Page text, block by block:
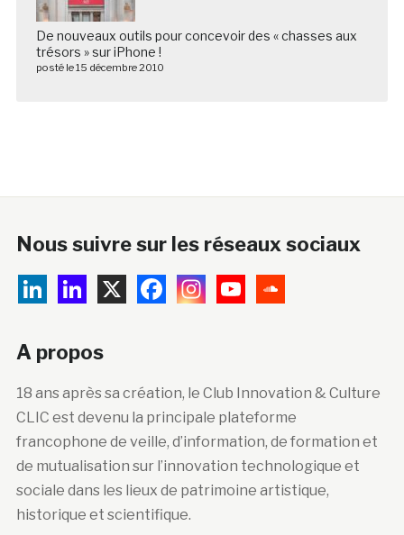
De nouveaux outils pour concevoir des « chasses aux
trésors » sur iPhone !
posté le 15 décembre 2010
Nous suivre sur les réseaux sociaux
A propos
18 ans après sa création, le Club Innovation & Culture
CLIC est devenu la principale plateforme
francophone de veille, d’information, de formation et
de mutualisation sur l’innovation technologique et
sociale dans les lieux de patrimoine artistique,
historique et scientifique.